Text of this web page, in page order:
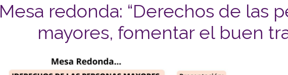
Mesa redonda: “Derechos de las
mayores, fomentar el buen